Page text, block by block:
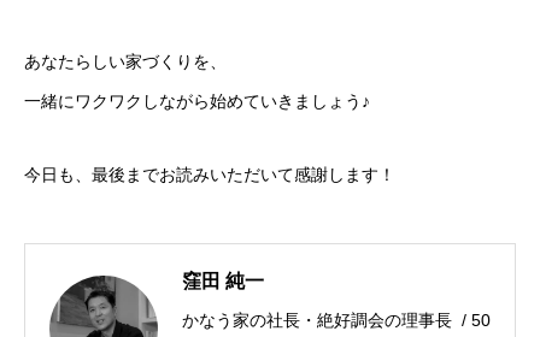
あなたらしい家づくりを、
一緒にワクワクしながら始めていきましょう♪
今日も、最後までお読みいただいて感謝します！
窪田 純一
かなう家の社長・絶好調会の理事長 / 50